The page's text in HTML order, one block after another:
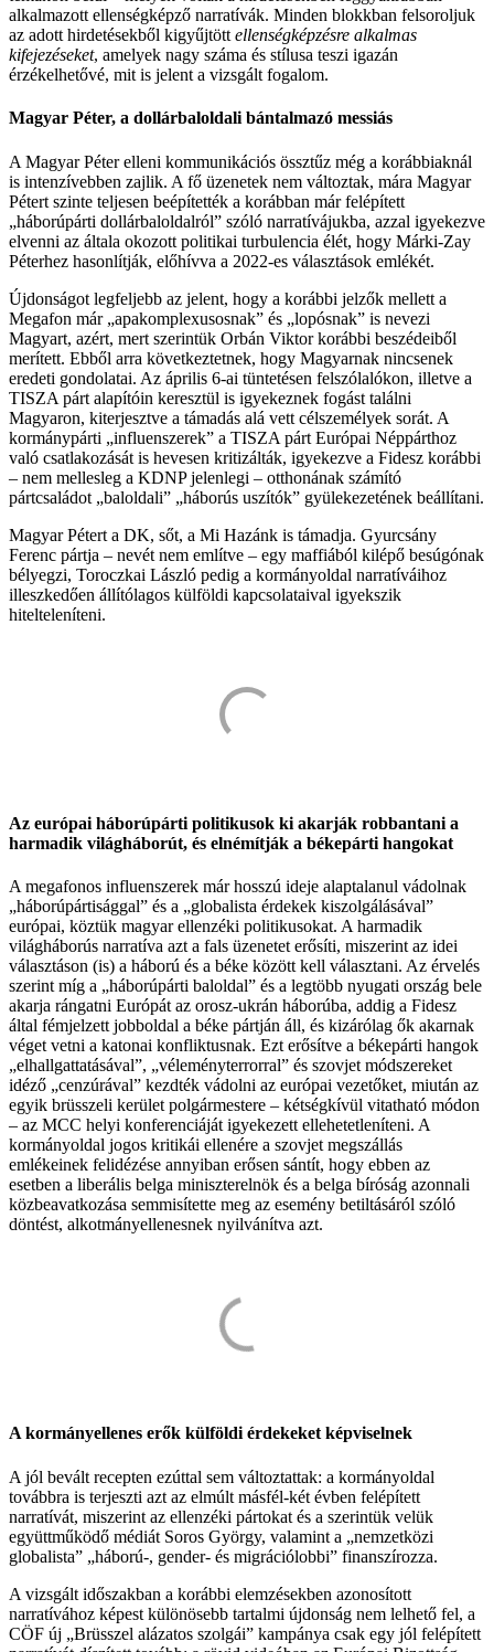
alkalmazott ellenségképző narratívák. Minden blokkban felsoroljuk
az adott hirdetésekből kigyűjtött ellenségképzésre alkalmas
kifejezéseket, amelyek nagy száma és stílusa teszi igazán
érzékelhetővé, mit is jelent a vizsgált fogalom.
Magyar Péter, a dollárbaloldali bántalmazó messiás
A Magyar Péter elleni kommunikációs össztűz még a korábbiaknál
is intenzívebben zajlik. A fő üzenetek nem változtak, mára Magyar
Pétert szinte teljesen beépítették a korábban már felépített
„háborúpárti dollárbaloldalról” szóló narratívájukba, azzal igyekezve
elvenni az általa okozott politikai turbulencia élét, hogy Márki-Zay
Péterhez hasonlítják, előhívva a 2022-es választások emlékét.
Újdonságot legfeljebb az jelent, hogy a korábbi jelzők mellett a
Megafon már „apakomplexusosnak” és „lopósnak” is nevezi
Magyart, azért, mert szerintük Orbán Viktor korábbi beszédeiből
merített. Ebből arra következtetnek, hogy Magyarnak nincsenek
eredeti gondolatai. Az április 6-ai tüntetésen felszólalókon, illetve a
TISZA párt alapítóin keresztül is igyekeznek fogást találni
Magyaron, kiterjesztve a támadás alá vett célszemélyek sorát. A
kormánypárti „influenszerek” a TISZA párt Európai Néppárthoz
való csatlakozását is hevesen kritizálták, igyekezve a Fidesz korábbi
– nem mellesleg a KDNP jelenlegi – otthonának számító
pártcsaládot „baloldali” „háborús uszítók” gyülekezetének beállítani.
Magyar Pétert a DK, sőt, a Mi Hazánk is támadja. Gyurcsány
Ferenc pártja – nevét nem említve – egy maffiából kilépő besúgónak
bélyegzi, Toroczkai László pedig a kormányoldal narratíváihoz
illeszkedően állítólagos külföldi kapcsolataival igyekszik
hitelteleníteni.
Az európai háborúpárti politikusok ki akarják robbantani a
harmadik világháborút, és elnémítják a békepárti hangokat
A megafonos influenszerek már hosszú ideje alaptalanul vádolnak
„háborúpártisággal” és a „globalista érdekek kiszolgálásával”
európai, köztük magyar ellenzéki politikusokat. A harmadik
világháborús narratíva azt a fals üzenetet erősíti, miszerint az idei
választáson (is) a háború és a béke között kell választani. Az érvelés
szerint míg a „háborúpárti baloldal” és a legtöbb nyugati ország bele
akarja rángatni Európát az orosz-ukrán háborúba, addig a Fidesz
által fémjelzett jobboldal a béke pártján áll, és kizárólag ők akarnak
véget vetni a katonai konfliktusnak. Ezt erősítve a békepárti hangok
„elhallgattatásával”, „véleményterrorral” és szovjet módszereket
idéző „cenzúrával” kezdték vádolni az európai vezetőket, miután az
egyik brüsszeli kerület polgármestere – kétségkívül vitatható módon
– az MCC helyi konferenciáját igyekezett ellehetetleníteni. A
kormányoldal jogos kritikái ellenére a szovjet megszállás
emlékeinek felidézése annyiban erősen sántít, hogy ebben az
esetben a liberális belga miniszterelnök és a belga bíróság azonnali
közbeavatkozása semmisítette meg az esemény betiltásáról szóló
döntést, alkotmányellenesnek nyilvánítva azt.
A kormányellenes erők külföldi érdekeket képviselnek
A jól bevált recepten ezúttal sem változtattak: a kormányoldal
továbbra is terjeszti azt az elmúlt másfél-két évben felépített
narratívát, miszerint az ellenzéki pártokat és a szerintük velük
együttműködő médiát Soros György, valamint a „nemzetközi
globalista” „háború-, gender- és migrációlobbi” finanszírozza.
A vizsgált időszakban a korábbi elemzésekben azonosított
narratívához képest különösebb tartalmi újdonság nem lelhető fel, a
CÖF új „Brüsszel alázatos szolgái” kampánya csak egy jól felépített